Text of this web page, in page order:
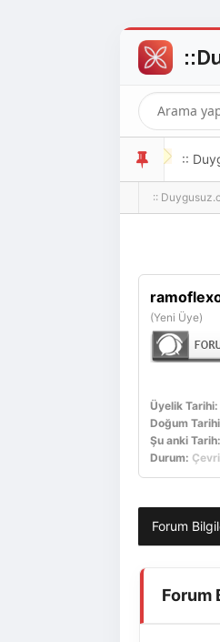
::
::
(Yeni Üye)
Üyelik Tarihi:
Doğum
Şu anki Tarih:
Durum:
Forum
Forum